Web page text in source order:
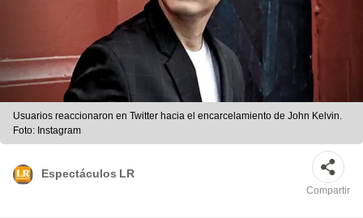
Usuarios reaccionaron en Twitter hacia el encarcelamiento de John Kelvin.
Foto: Instagram
Espectáculos LR
Compartir